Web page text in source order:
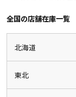
全国の店舗在庫一覧
北海道
東北